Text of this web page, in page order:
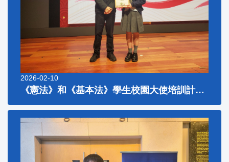
2026-02-10
《憲法》和《基本法》學生校園大使培訓計劃2025嘉許禮